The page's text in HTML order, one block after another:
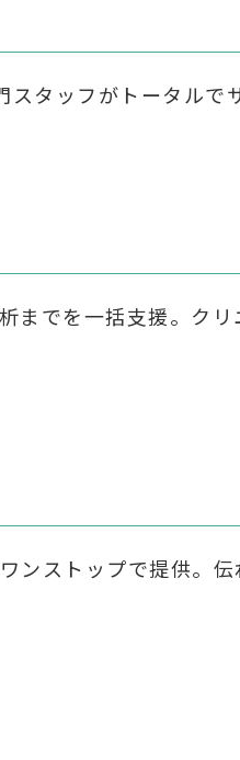
タッフがトータルで
でを一括支援。クリ
ストップで提供。